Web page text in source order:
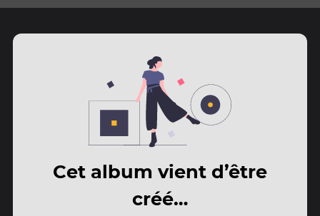
Cet album vient d’être
créé…